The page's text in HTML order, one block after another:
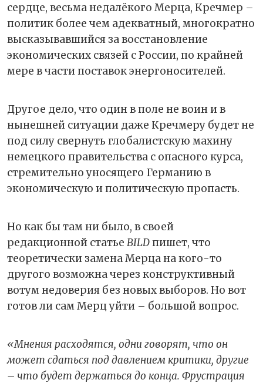
сердце, весьма недалёкого Мерца, Кречмер –
политик более чем адекватный, многократно
высказывавшийся за восстановление
экономических связей с России, по крайней
мере в части поставок энергоносителей.
Другое дело, что один в поле не воин и в
нынешней ситуации даже Кречмеру будет не
под силу свернуть глобалистскую махину
немецкого правительства с опасного курса,
стремительно уносящего Германию в
экономическую и политическую пропасть.
Но как бы там ни было, в своей
редакционной статье BILDпишет, что
теоретически замена Мерца на кого-то
другого возможна через конструктивный
вотум недоверия без новых выборов. Но вот
готов ли сам Мерц уйти – большой вопрос.
«Мнения расходятся, одни говорят, что он
может сдаться под давлением критики, другие
– что будет держаться до конца. Фрустрация